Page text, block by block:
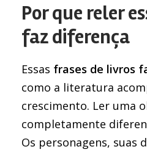
Por que reler
faz diferença
Essas frases de livros
como a literatura
crescimento. Ler uma
completamente
Os personagens, suas